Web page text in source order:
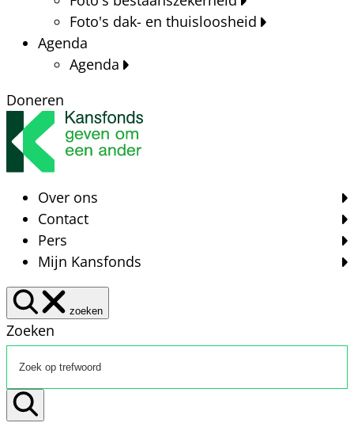
Foto's dak- en thuisloosheid
Agenda
Agenda
Doneren
Over ons
Contact
Pers
Mijn Kansfonds
zoeken
Zoeken